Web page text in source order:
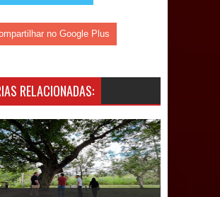
Caldas Brandão: Tradicional Festa de
e deve atrair grande público
Nota de pesar: Câmara de Marí
lamenta a morte da ex-vereadora
no Google Plus
RELACIONADAS: